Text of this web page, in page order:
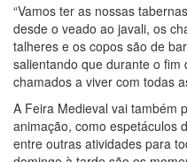
“Vamos ter as nossas
desde o veado ao javali, os
talheres e os copos são de
salientando que durante o fim
chamados a viver com todas
A Feira Medieval vai também
animação, como espetáculos
entre outras atividades para